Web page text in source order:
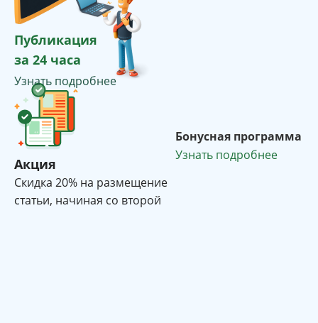
Публикация
за 24 часа
Узнать подробнее
Акция
Cкидка 20% на размещение
статьи, начиная со второй
Бонусная программа
Узнать подробнее